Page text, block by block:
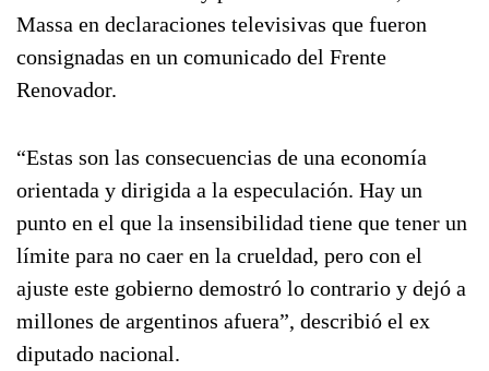
Massa en declaraciones televisivas que fueron
consignadas en un comunicado del Frente
Renovador.
“Estas son las consecuencias de una economía
orientada y dirigida a la especulación. Hay un
punto en el que la insensibilidad tiene que tener un
límite para no caer en la crueldad, pero con el
ajuste este gobierno demostró lo contrario y dejó a
millones de argentinos afuera”, describió el ex
diputado nacional.